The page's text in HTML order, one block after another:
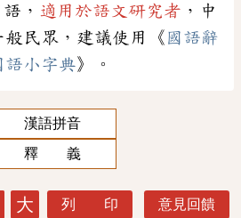
， 適用於語文研究者 ，中
民眾，建議使用《 國語辭
語小字典》。
漢語拼音
釋 義
大 列 印 意見回饋